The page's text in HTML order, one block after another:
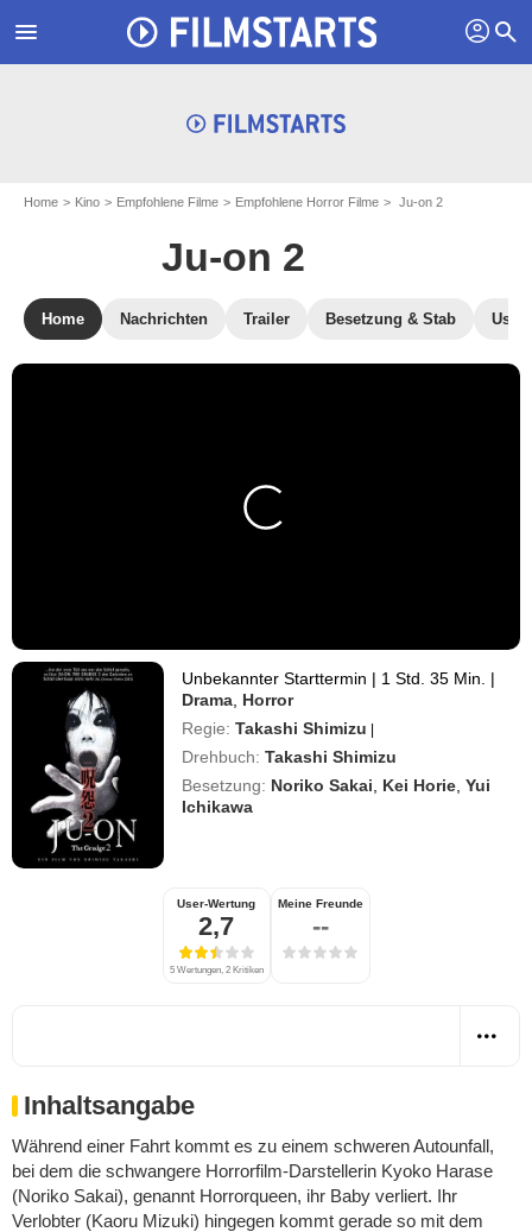
menu profil search
Home Kino Empfohlene Filme Empfohlene Horror Filme Ju-on 2
Ju-on 2
Home Nachrichten Trailer Besetzung & Stab
Unbekannter Starttermin | 1 Std. 35 Min. |
Drama Horror
Regie: Takashi Shimizu |
Drehbuch: Takashi Shimizu
Besetzung: Noriko Sakai Kei Horie ,Yui
Ichikawa
User-Wertung
2,7
5 Wertungen, 2 Kritiken
Meine Freunde
--
Inhaltsangabe
Während einer Fahrt kommt es zu einem schweren Autounfall,
bei dem die schwangere Horrorfilm-Darstellerin Kyoko Harase
(Noriko Sakai), genannt Horrorqueen, ihr Baby verliert. Ihr
Verlobter (Kaoru Mizuki) hingegen kommt gerade so mit dem